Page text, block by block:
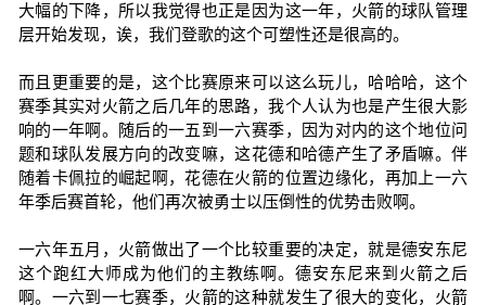
大幅的下降，所以我觉得也正是因为这一年，火箭的球队管理
层开始发现，诶，我们登歌的这个可塑性还是很高的。
而且更重要的是，这个比赛原来可以这么玩儿，哈哈哈，这个
赛季其实对火箭之后几年的思路，我个人认为也是产生很大影
响的一年啊。随后的一五到一六赛季，因为对内的这个地位问
题和球队发展方向的改变嘛，这花德和哈德产生了矛盾嘛。伴
随着卡佩拉的崛起啊，花德在火箭的位置边缘化，再加上一六
年季后赛首轮，他们再次被勇士以压倒性的优势击败啊。
一六年五月，火箭做出了一个比较重要的决定，就是德安东尼
这个跑红大师成为他们的主教练啊。德安东尼来到火箭之后
啊。一六到一七赛季，火箭的这种就发生了很大的变化，火箭